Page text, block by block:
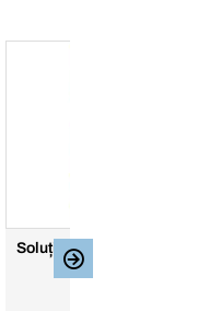
Soluție degripant MoS2